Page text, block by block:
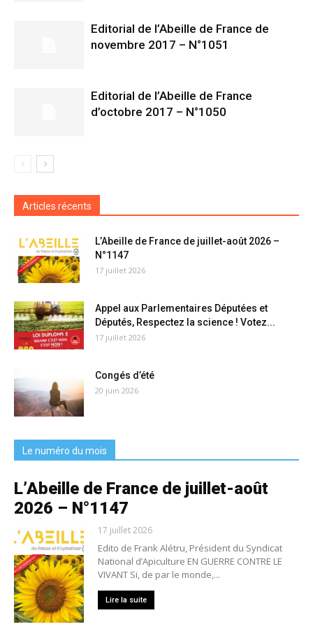
Editorial de l’Abeille de France de
novembre 2017 – N°1051
Editorial de l’Abeille de France
d’octobre 2017 – N°1050
Articles récents
L’Abeille de France de juillet-août 2026 –
N°1147
17 juillet 2026
Appel aux Parlementaires Députées et
Députés, Respectez la science ! Votez...
17 juillet 2026
Congés d’été
20 juin 2026
Le numéro du mois
L’Abeille de France de juillet-août
2026 – N°1147
17 juillet 2026
Edito de Frank Alétru, Président du Syndicat
National d’Apiculture EN GUERRE CONTRE LE
VIVANT Si, de par le monde,...
Lire la suite